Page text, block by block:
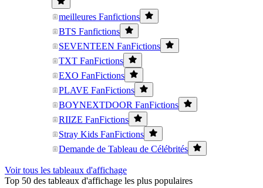
meilleures Fanfictions
BTS Fanfictions
SEVENTEEN FanFictions
TXT FanFictions
EXO FanFictions
PLAVE FanFictions
BOYNEXTDOOR FanFictions
RIIZE FanFictions
Stray Kids FanFictions
Demande de Tableau de Célébrités
Voir tous les tableaux d'affichage
Top 50 des tableaux d'affichage les plus populaires